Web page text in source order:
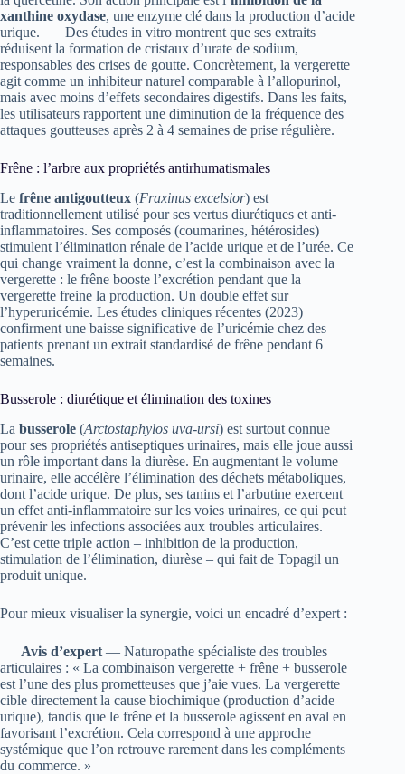
xanthine oxydase, une enzyme clé dans la production d’acide
urique.
Des études in vitro montrent que ses extraits
réduisent la formation de cristaux d’urate de sodium,
responsables des crises de goutte. Concrètement, la vergerette
agit comme un inhibiteur naturel comparable à l’allopurinol,
mais avec moins d’effets secondaires digestifs. Dans les faits,
les utilisateurs rapportent une diminution de la fréquence des
attaques goutteuses après 2 à 4 semaines de prise régulière.
Frêne : l’arbre aux propriétés antirhumatismales
Le frêne antigoutteux (Fraxinus excelsior) est
traditionnellement utilisé pour ses vertus diurétiques et anti-
inflammatoires. Ses composés (coumarines, hétérosides)
stimulent l’élimination rénale de l’acide urique et de l’urée. Ce
qui change vraiment la donne, c’est la combinaison avec la
vergerette : le frêne booste l’excrétion pendant que la
vergerette freine la production. Un double effet sur
l’hyperuricémie. Les études cliniques récentes (2023)
confirment une baisse significative de l’uricémie chez des
patients prenant un extrait standardisé de frêne pendant 6
semaines.
Busserole : diurétique et élimination des toxines
La busserole (Arctostaphylos uva-ursi) est surtout connue
pour ses propriétés antiseptiques urinaires, mais elle joue aussi
un rôle important dans la diurèse. En augmentant le volume
urinaire, elle accélère l’élimination des déchets métaboliques,
dont l’acide urique. De plus, ses tanins et l’arbutine exercent
un effet anti-inflammatoire sur les voies urinaires, ce qui peut
prévenir les infections associées aux troubles articulaires.
C’est cette triple action – inhibition de la production,
stimulation de l’élimination, diurèse – qui fait de Topagil un
produit unique.
Pour mieux visualiser la synergie, voici un encadré d’expert :
Avis d’expert — Naturopathe spécialiste des troubles
articulaires : « La combinaison vergerette + frêne + busserole
est l’une des plus prometteuses que j’aie vues. La vergerette
cible directement la cause biochimique (production d’acide
urique), tandis que le frêne et la busserole agissent en aval en
favorisant l’excrétion. Cela correspond à une approche
systémique que l’on retrouve rarement dans les compléments
du commerce. »